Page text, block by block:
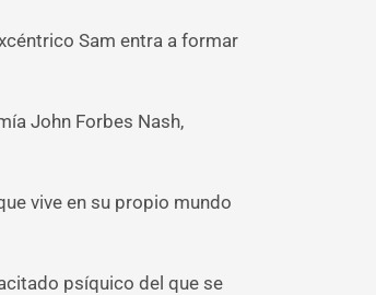
Sam entra a formar
John Forbes Nash,
vive en su propio mundo
psíquico del que se